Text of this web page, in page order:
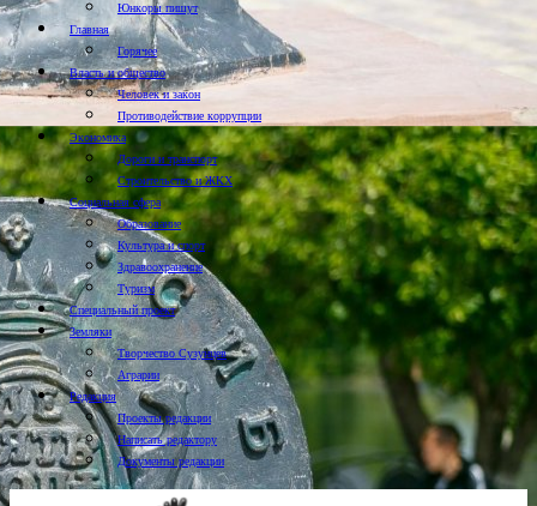
Юнкоры пишут
Главная
Горячее
Власть и общество
Человек и закон
Противодействие коррупции
Экономика
Дороги и транспорт
Строительство и ЖКХ
Социальная сфера
Образование
Культура и спорт
Здравоохранение
Туризм
Специальный проект
Земляки
Творчество Сузунцев
Аграрии
Редакция
Проекты редакции
Написать редактору
Документы редакции